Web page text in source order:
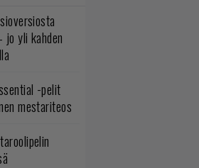
yli kahden
-pelit
mestariteos